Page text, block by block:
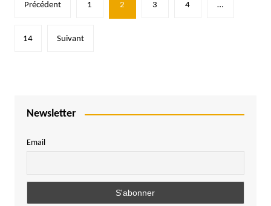
publications
Précédent 1 2 3 4 …
14 Suivant
Newsletter
Email